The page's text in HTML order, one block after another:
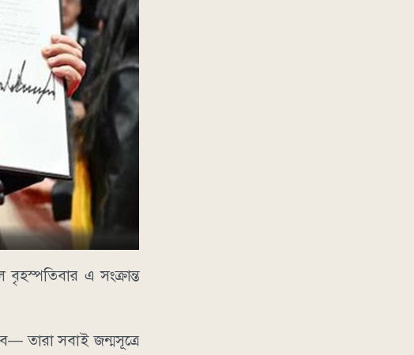
বৃহস্পতিবার এ সংক্রান্ত
তারা সবাই জন্মসূত্রে